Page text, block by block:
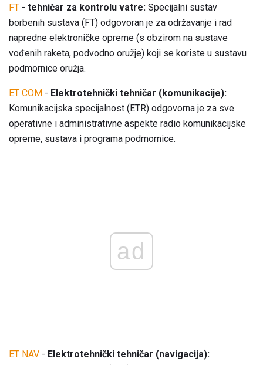
FT - tehničar za kontrolu vatre: Specijalni sustav
borbenih sustava (FT) odgovoran je za održavanje i rad
napredne elektroničke opreme (s obzirom na sustave
vođenih raketa, podvodno oružje) koji se koriste u sustavu
podmornice oružja.
ET COM - Elektrotehnički tehničar (komunikacije):
Komunikacijska specijalnost (ETR) odgovorna je za sve
operativne i administrativne aspekte radio komunikacijske
opreme, sustava i programa podmornice.
ad
ET NAV - Elektrotehnički tehničar (navigacija):